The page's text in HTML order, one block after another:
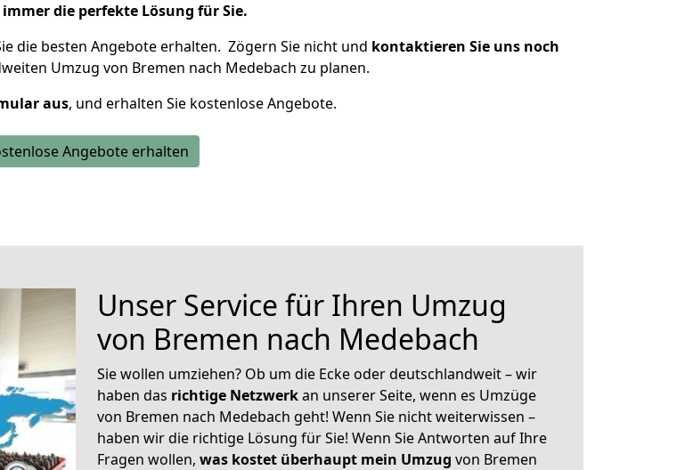
die perfekte Lösung für Sie.
die besten Angebote erhalten. Zögern Sie nicht und kontaktieren Sie uns noch
Umzug von Bremen nach Medebach zu planen.
aus, und erhalten Sie kostenlose Angebote.
Angebote erhalten
Unser Service für Ihren Umzug
von Bremen nach Medebach
Sie wollen umziehen? Ob um die Ecke oder deutschlandweit – wir
haben das richtige Netzwerkan unserer Seite, wenn es Umzüge
von Bremen nach Medebach geht! Wenn Sie nicht weiterwissen –
haben wir die richtige Lösung für Sie! Wenn Sie Antworten auf Ihre
Fragen wollen, was kostet überhaupt mein Umzug von Bremen